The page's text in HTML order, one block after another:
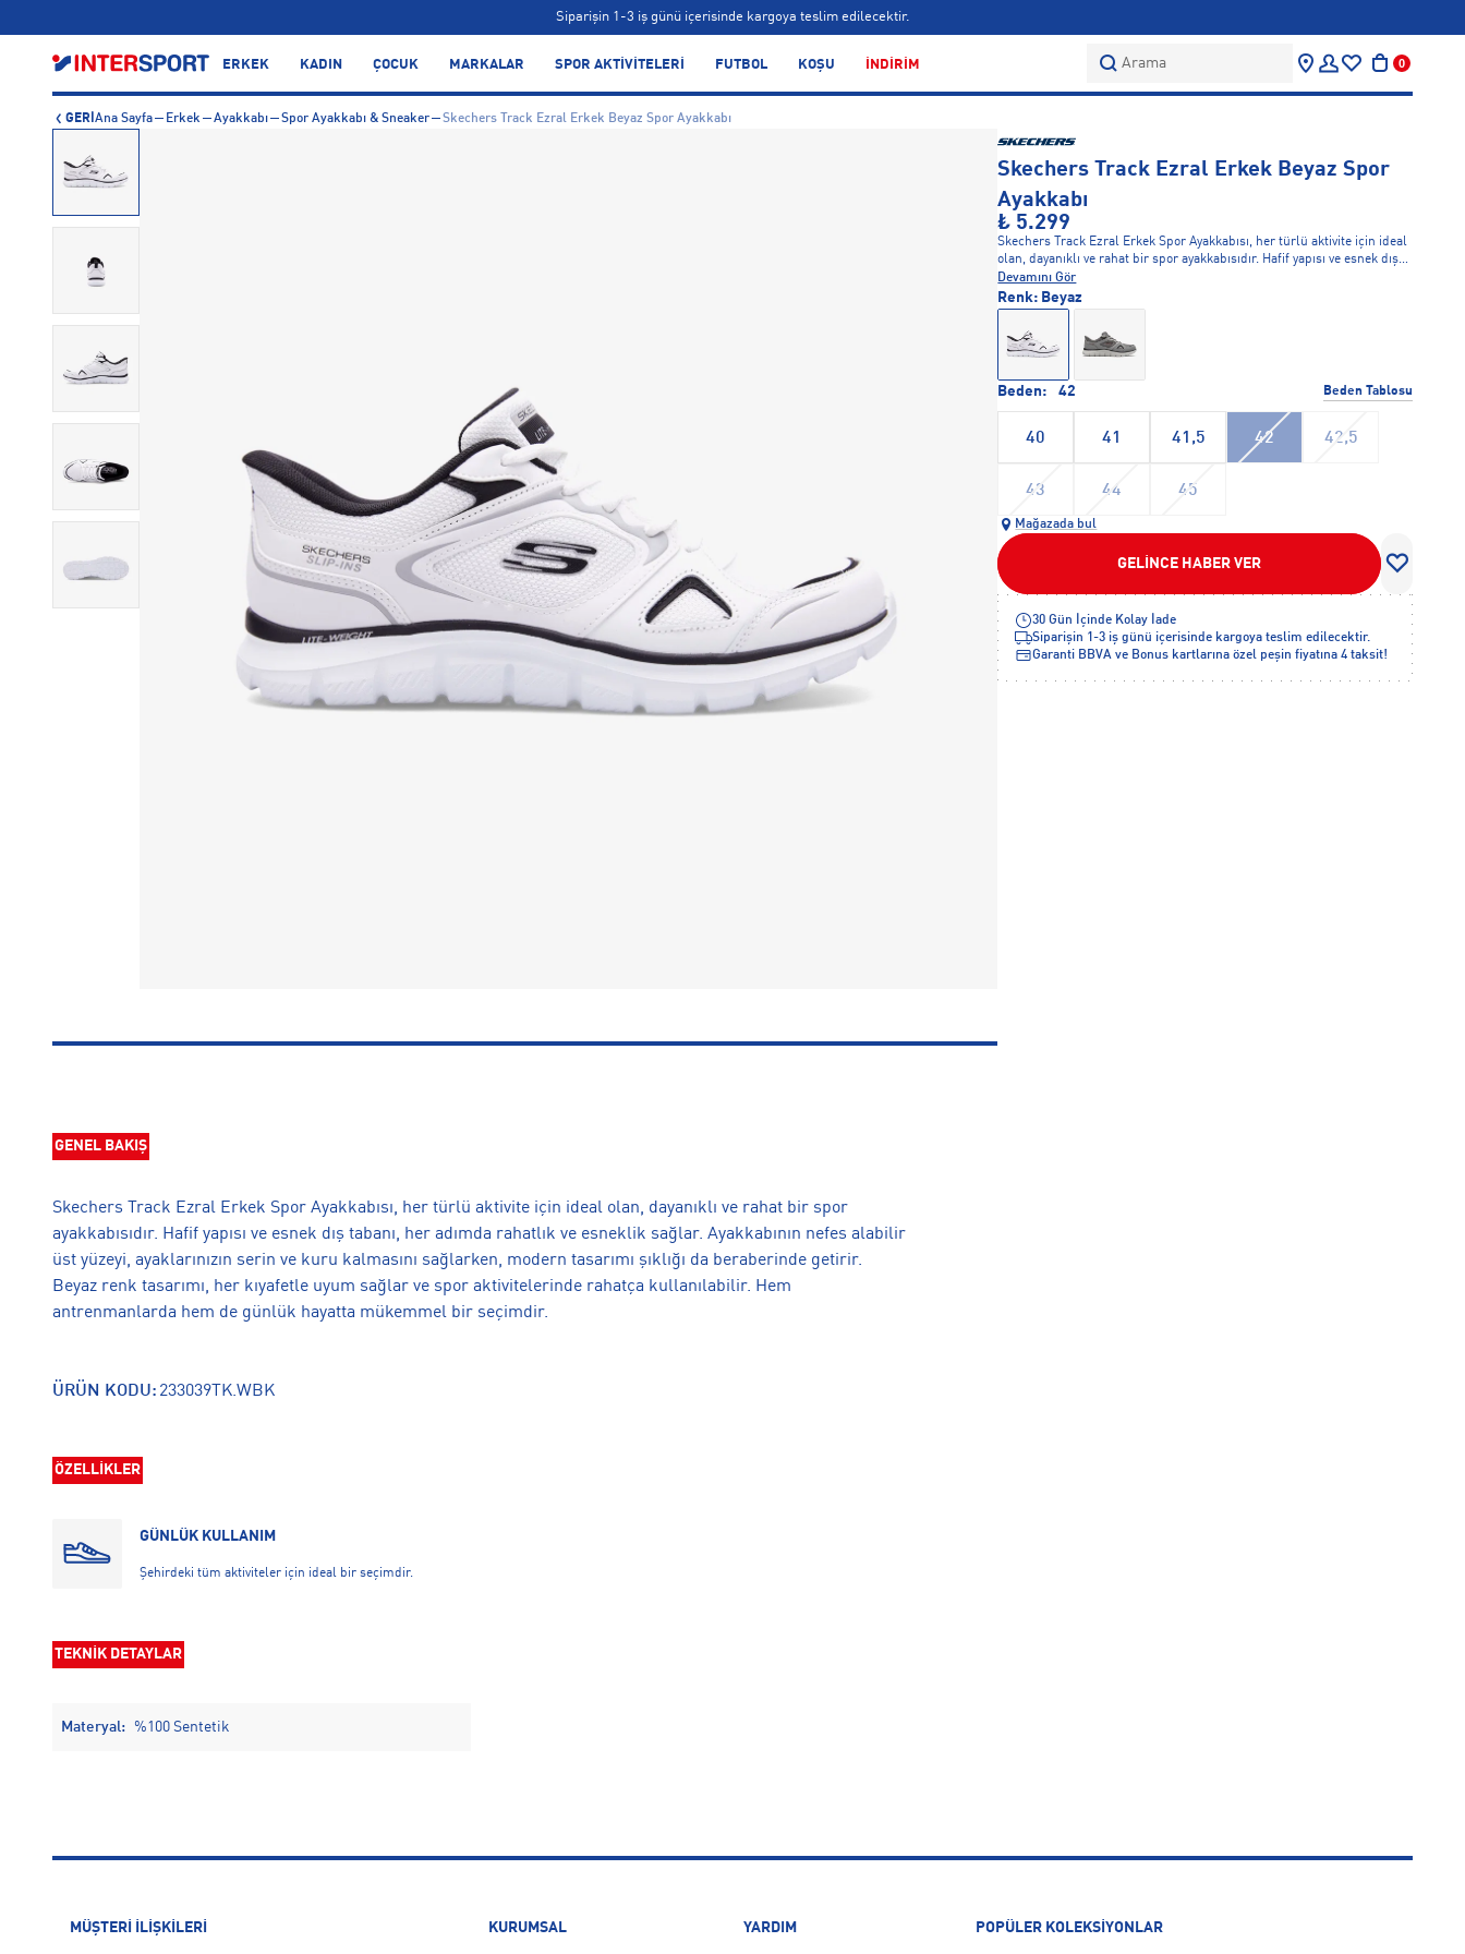
Siparişin 1-3 iş günü içerisinde kargoya teslim edilecektir.
Bonus kartlara özel vade farksız taksit seçenekleri!
ERKEK KADIN ÇOCUK MARKALAR SPOR AKTİVİTELERİ FUTBOL KOŞU İNDİRİM Arama 0
GERİ Ana Sayfa Erkek Ayakkabı Spor Ayakkabı & Sneaker Skechers Track Ezral Erkek Beyaz Spor Ayakkabı
GENEL BAKIŞ
Skechers Track Ezral Erkek Spor Ayakkabısı, her türlü aktivite için ideal olan, dayanıklı ve rahat bir spor
ayakkabısıdır. Hafif yapısı ve esnek dış tabanı, her adımda rahatlık ve esneklik sağlar. Ayakkabının nefes alabilir
üst yüzeyi, ayaklarınızın serin ve kuru kalmasını sağlarken, modern tasarımı şıklığı da beraberinde getirir.
Beyaz renk tasarımı, her kıyafetle uyum sağlar ve spor aktivitelerinde rahatça kullanılabilir. Hem
antrenmanlarda hem de günlük hayatta mükemmel bir seçimdir.
ÜRÜN KODU: 233039TK.WBK
ÖZELLİKLER
GÜNLÜK KULLANIM
Şehirdeki tüm aktiviteler için ideal bir seçimdir.
TEKNİK DETAYLAR
Materyal: %100 Sentetik
Skechers Track Ezral Erkek Beyaz Spor
Ayakkabı
₺ 5.299
Skechers Track Ezral Erkek Spor Ayakkabısı, her türlü aktivite için ideal
olan, dayanıklı ve rahat bir spor ayakkabısıdır. Hafif yapısı ve esnek dış
tabanı, her adımda rahatlık ve esneklik sağlar. Ayakkabının nefes
alabilir üst yüzeyi, ayaklarınızın serin ve kuru kalmasını sağlarken,
modern tasarımı şıklığı da beraberinde getirir. Beyaz renk tasarımı, her
kıyafetle uyum sağlar ve spor aktivitelerinde rahatça kullanılabilir. Hem
antrenmanlarda hem de günlük hayatta mükemmel bir seçimdir.
Devamını Gör
Beden: 42 Beden Tablosu
40 41 41,5 42 42,5
43 44 45
Renk: Beyaz
Mağazada bul
GELİNCE HABER VER
30 Gün İçinde Kolay İade
Siparişin 1-3 iş günü içerisinde kargoya teslim edilecektir.
Garanti BBVA ve Bonus kartlarına özel peşin fiyatına 4 taksit!
MÜŞTERİ İLİŞKİLERİ KURUMSAL YARDIM POPÜLER KOLEKSİYONLAR